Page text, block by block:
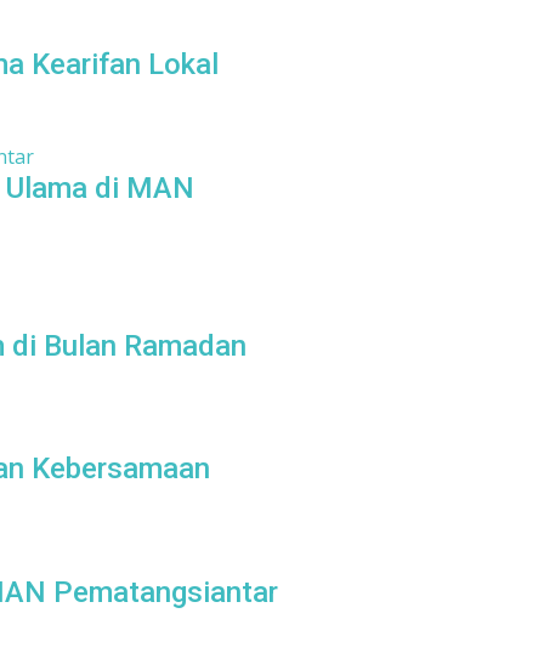
Kearifan Lokal
di MAN
Bulan Ramadan
Kebersamaan
Pematangsiantar